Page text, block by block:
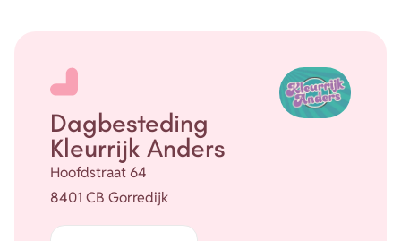
Dagbesteding
Kleurrijk Anders
Hoofdstraat 64
8401 CB Gorredijk